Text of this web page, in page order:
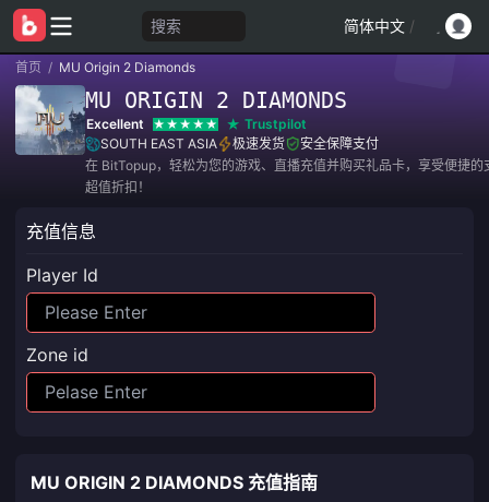
搜索 简体中文 /
首页 / MU Origin 2 Diamonds
MU ORIGIN 2 DIAMONDS
Excellent
Trustpilot
SOUTH EAST ASIA
极速发货
安全保障支付
在 BitTopup，轻松为您的游戏、直播充值并购买礼品卡，享受便捷的
超值折扣！
充值信息
Player Id
Zone id
MU ORIGIN 2 DIAMONDS 充值指南